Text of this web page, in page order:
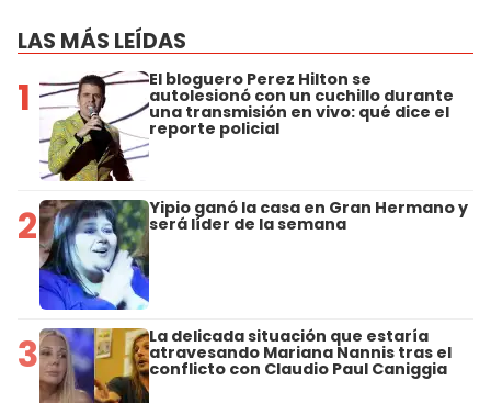
LAS MÁS LEÍDAS
1 El bloguero Perez Hilton se
autolesionó con un cuchillo durante
una transmisión en vivo: qué dice el
reporte policial
2 Yipio ganó la casa en Gran Hermano y
será líder de la semana
3 La delicada situación que estaría
atravesando Mariana Nannis tras el
conflicto con Claudio Paul Caniggia